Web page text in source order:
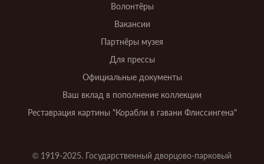
Волонтёры
Вакансии
Партнёры музея
Для прессы
Официальные документы
Ваш вклад в пополнение коллекции
Реставрация картины "Корабли в гавани Флиссингена"
© 1919-2025. Государственный дворцово-парковый